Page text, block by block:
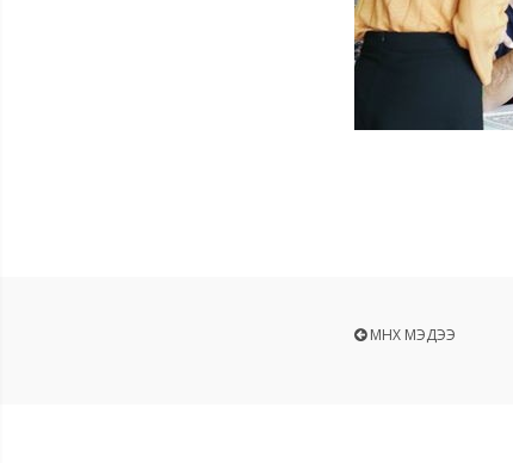
ӨМНӨХ МЭДЭЭ